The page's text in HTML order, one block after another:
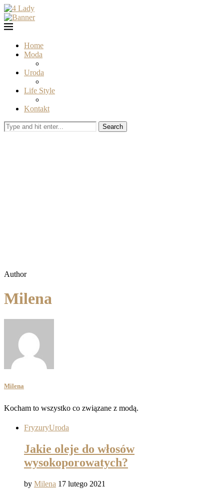
Home
Moda
Uroda
Life Style
Kontakt
Search
Author
Milena
Milena
Kocham to wszystko co związane z modą.
FryzuryUroda
Jakie oleje do włosów
wysokoporowatych?
by Milena 17 lutego 2021